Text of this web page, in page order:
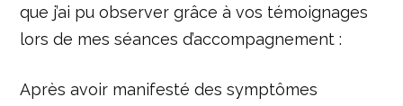
que j’ai pu observer grâce à vos témoignages
lors de mes séances d’accompagnement :
Après avoir manifesté des symptômes